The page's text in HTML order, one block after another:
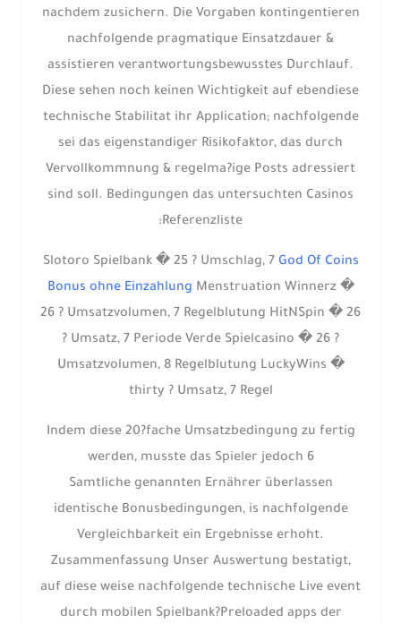
nachdem zusichern. Die Vorgaben kontingentieren
nachfolgende pragmatique Einsatzdauer &
assistieren verantwortungsbewusstes Durchlauf.
Diese sehen noch keinen Wichtigkeit auf ebendiese
technische Stabilitat ihr Application; nachfolgende
sei das eigenstandiger Risikofaktor, das durch
Vervollkommnung & regelma?ige Posts adressiert
sind soll. Bedingungen das untersuchten Casinos
Referenzliste:
Slotoro Spielbank � 25 ? Umschlag, 7 God Of Coins
Bonus ohne Einzahlung Menstruation Winnerz �
26 ? Umsatzvolumen, 7 Regelblutung HitNSpin � 26
? Umsatz, 7 Periode Verde Spielcasino � 26 ?
Umsatzvolumen, 8 Regelblutung LuckyWins �
thirty ? Umsatz, 7 Regel
Indem diese 20?fache Umsatzbedingung zu fertig
werden, musste das Spieler jedoch 6
Samtliche genannten Ernährer überlassen
identische Bonusbedingungen, is nachfolgende
Vergleichbarkeit ein Ergebnisse erhoht.
Zusammenfassung Unser Auswertung bestatigt,
auf diese weise nachfolgende technische Live event
durch mobilen Spielbank?Preloaded apps der